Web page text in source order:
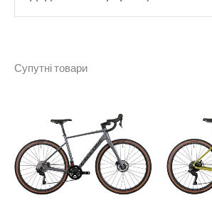
Колір
Супутні товари